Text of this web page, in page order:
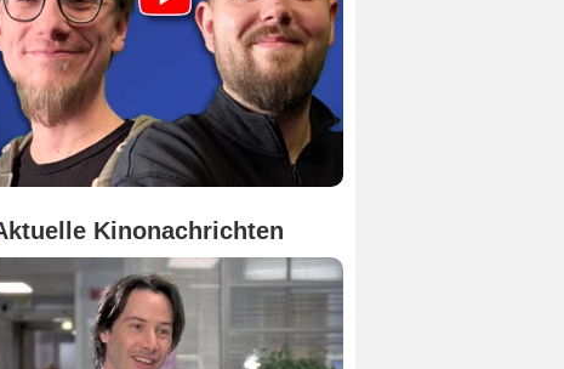
Kinonachrichten